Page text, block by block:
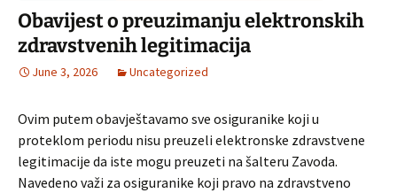
Obavijest o preuzimanju elektronskih
zdravstvenih legitimacija
June 3, 2026 Uncategorized
Ovim putem obavještavamo sve osiguranike koji u
proteklom periodu nisu preuzeli elektronske zdravstvene
legitimacije da iste mogu preuzeti na šalteru Zavoda.
Navedeno važi za osiguranike koji pravo na zdravstveno